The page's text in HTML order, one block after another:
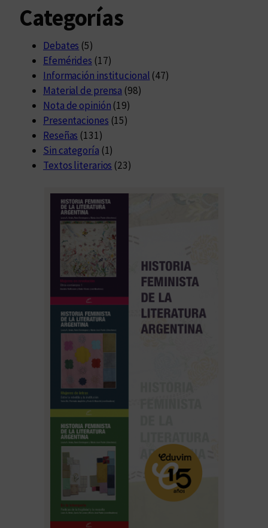
e
c
t
o
r
i
a
Categorías
Debates (5)
Efemérides (17)
Información institucional (47)
Material de prensa (98)
Nota de opinión (19)
Presentaciones (15)
Reseñas (131)
Sin categoría (1)
Textos literarios (23)